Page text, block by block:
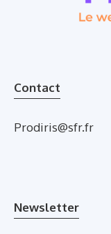
Contact
Prodiris@sfr.fr
Newsletter